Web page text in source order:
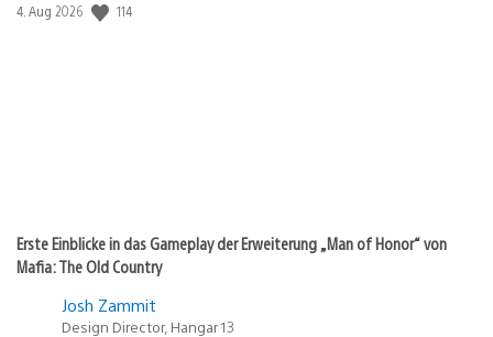
Veröffentlichungsdatum:
4. Aug 2026 114
Erste Einblicke in das Gameplay der Erweiterung „Man of Honor“ von
Mafia: The Old Country
Josh Zammit
Design Director, Hangar 13